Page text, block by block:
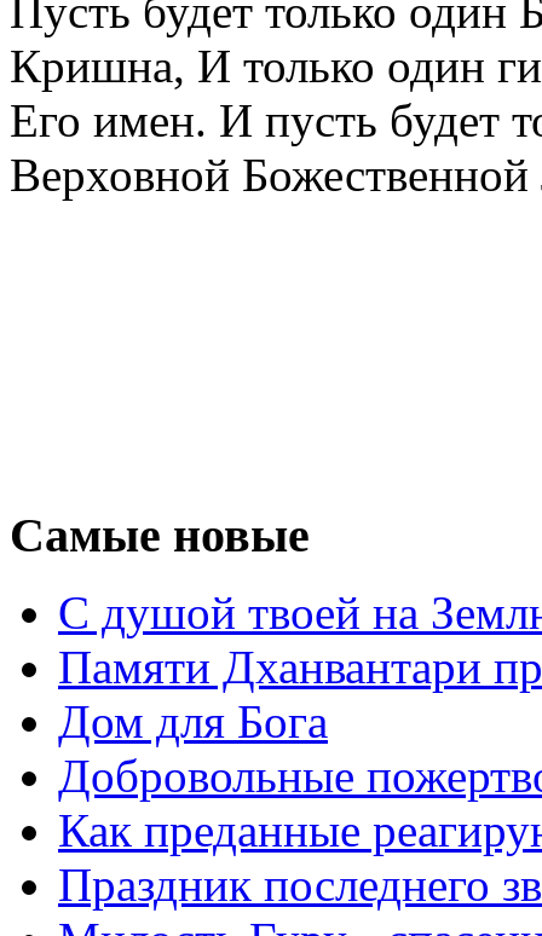
Пусть будет только
Кришна, И только один
Его имен. И пусть будет
Верховной
Самые новые
С душой твоей на
Памяти Дханвантари
Дом для Бога
Добровольные
Как преданные
Праздник последнего